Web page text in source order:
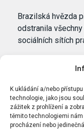
K ukládání a/nebo
technologie, jako jsou
zážitek z prohlížení a
těmito technologiemi
procházení nebo
Brazilská hvězda
odstranila
sociálních sítích